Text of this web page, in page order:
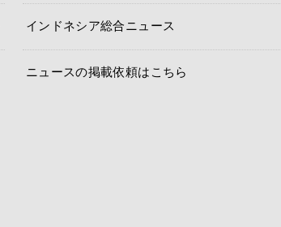
インドネシア総合ニュース
ニュースの掲載依頼はこちら